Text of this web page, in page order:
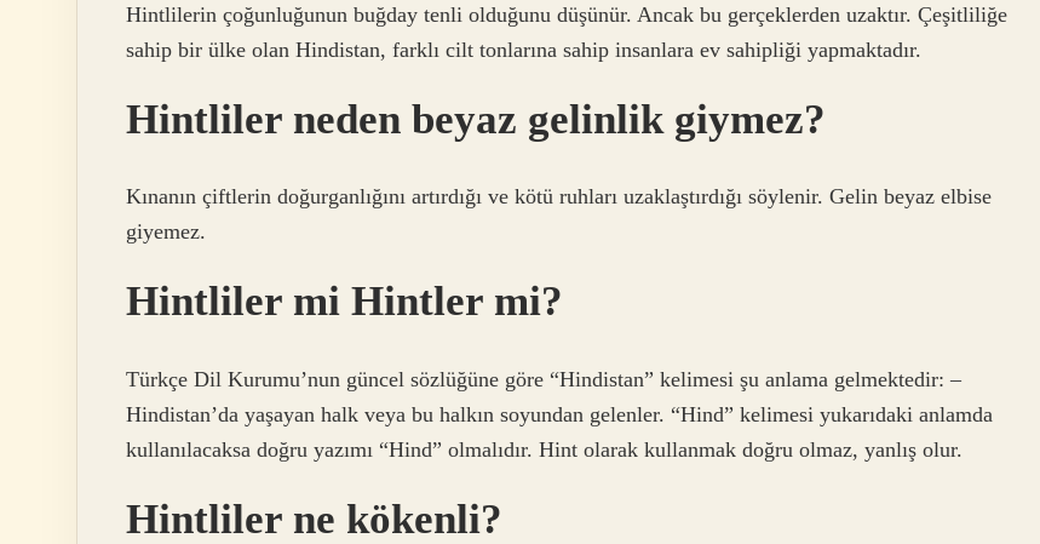
Hintlilerin çoğunluğunun buğday tenli olduğunu düşünür. Ancak bu gerçeklerden uzaktır. Çeşitliliğe
sahip bir ülke olan Hindistan, farklı cilt tonlarına sahip insanlara ev sahipliği yapmaktadır.
Hintliler neden beyaz gelinlik giymez?
Kınanın çiftlerin doğurganlığını artırdığı ve kötü ruhları uzaklaştırdığı söylenir. Gelin beyaz elbise
giyemez.
Hintliler mi Hintler mi?
Türkçe Dil Kurumu’nun güncel sözlüğüne göre “Hindistan” kelimesi şu anlama gelmektedir: –
Hindistan’da yaşayan halk veya bu halkın soyundan gelenler. “Hind” kelimesi yukarıdaki anlamda
kullanılacaksa doğru yazımı “Hind” olmalıdır. Hint olarak kullanmak doğru olmaz, yanlış olur.
Hintliler ne kökenli?